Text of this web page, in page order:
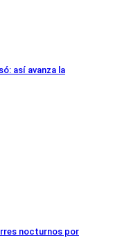
así avanza la
nocturnos por